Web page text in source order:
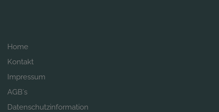
Home
Kontakt
Impressum
AGB´s
Datenschutzinformation